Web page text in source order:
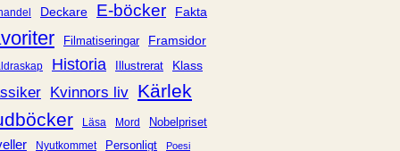
Deckare E-böcker Fakta
Filmatiseringar Framsidor
Historia Illustrerat Klass
Kvinnors liv Kärlek
Läsa Mord Nobelpriset
Nyutkommet Personligt Poesi